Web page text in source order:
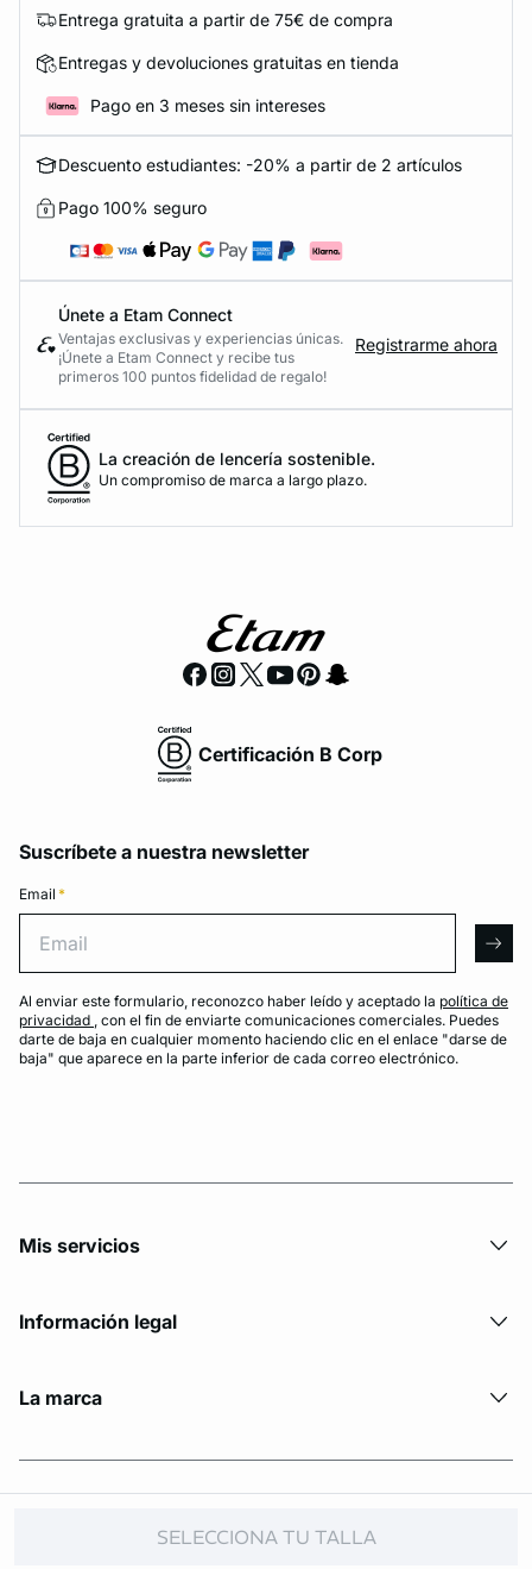
SELECCIONA TU TALLA
Entrega gratuita a partir de 75€ de compra
Entregas y devoluciones gratuitas en tienda
Pago en 3 meses sin intereses
Descuento estudiantes: -20% a partir de 2 artículos
Pago 100% seguro
Únete a Etam Connect
Ventajas exclusivas y experiencias únicas.
¡Únete a Etam Connect y recibe tus
primeros 100 puntos fidelidad de regalo!
Registrarme ahora
La creación de lencería sostenible.
Un compromiso de marca a largo plazo.
Certificación B Corp
Suscríbete a nuestra newsletter
Email *
Al enviar este formulario, reconozco haber leído y aceptado la política de
privacidad , con el fin de enviarte comunicaciones comerciales. Puedes
darte de baja en cualquier momento haciendo clic en el enlace "darse de
baja" que aparece en la parte inferior de cada correo electrónico.
Mis servicios
Información legal
La marca